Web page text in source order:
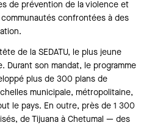
de prévention de la violence et
confrontées à des
de la SEDATU, le plus jeune
Durant son mandat, le programme
plus de 300 plans de
municipale, métropolitaine,
le pays. En outre, près de 1 300
de Tijuana à Chetumal — des